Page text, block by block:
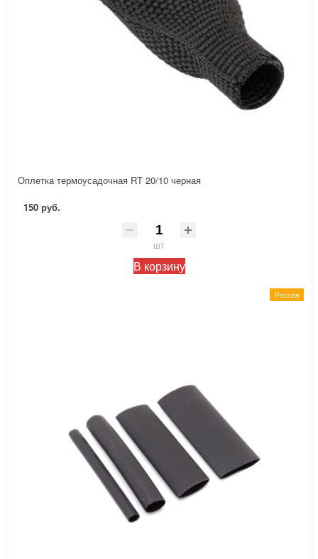
Оплетка термоусадочная RT 20/10 черная
150 руб.
шт
В корзину
Россия